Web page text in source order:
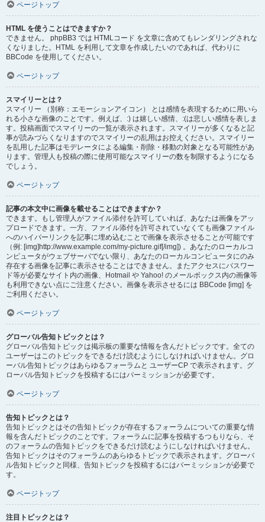
ページトップ
HTML を使うことはできますか？
できません。 phpBB3 では HTMLコード を文章に含めてもレンダリングされな
くなりました。HTML を利用して文章を作成したいのであれば、代わりに
BBCode を使用してください。
ページトップ
スマイリーとは？
スマイリー （別称：エモーションアイコン） とは感情を表現するために用いら
れる小さな画像のことです。例えば、:) は嬉しい感情、:(は悲しい感情を表しま
す。投稿画面でスマイリーの一覧が表示されます。スマイリーが多くなると記
事が読みづらくなりますのでスマイリーの乱用はお控えください。スマイリー
を乱用した記事はモデレータによる編集・削除・移動の対象となる可能性があ
ります。管理人も投稿の際に使用可能なスマイリーの数を制限するようになる
でしょう。
ページトップ
記事の本文中に画像を載せることはできますか？
できます。もし管理人がファイル添付を許可していれば、あなたは画像をアッ
プロードできます。一方、ファイル添付を許可されていなくても画像ファイル
へのハイパーリンクを記事に埋め込むことで画像を表示させることが可能です
（例: [img]http://www.example.com/my-picture.gif[/img]) 。あなたのローカルコ
ンピュータがウェブサーバでない限り、あなたのローカルコンピュータにのみ
存在する画像を記事に表示させることはできません。またアクセスにパスワー
ド等が必要なサイト内の画像、Hotmail や Yahoo! のメールボックス内の画像等
も利用できない点にご注意ください。画像を表示させるには BBCode [img] を
ご利用ください。
ページトップ
グローバル告知トピックとは？
グローバル告知トピックは掲示板の重要な情報を含んだトピックです。全ての
ユーザーはこのトピックをできるだけ読むようにしなければいけません。グロ
ーバル告知トピックはあらゆるフォーラムと ユーザーCP で表示されます。グ
ローバル告知トピックを投稿するにはパーミッションが必要です。
ページトップ
告知トピックとは？
告知トピックとはその告知トピックが存在するフォーラムについての重要な情
報を含んだトピックのことです。フォーラムに記事を投稿するつもりなら、そ
のフォーラムの告知トピックをできるだけ読むようにしなければいけません。
告知トピックはそのフォーラムのあらゆるトピックで表示されます。グローバ
ル告知トピックと同様、告知トピックを投稿するにはパーミッションが必要で
す。
ページトップ
注目トピックとは？